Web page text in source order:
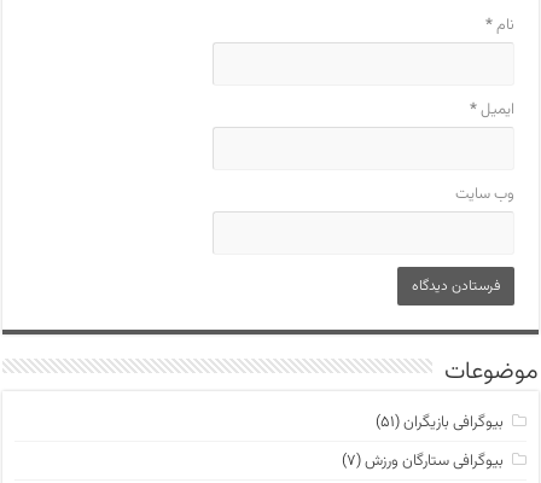
نام*
ایمیل*
وب‌ سایت
موضوعات
بیوگرافی بازیگران(۵۱)
بیوگرافی ستارگان ورزش(۷)